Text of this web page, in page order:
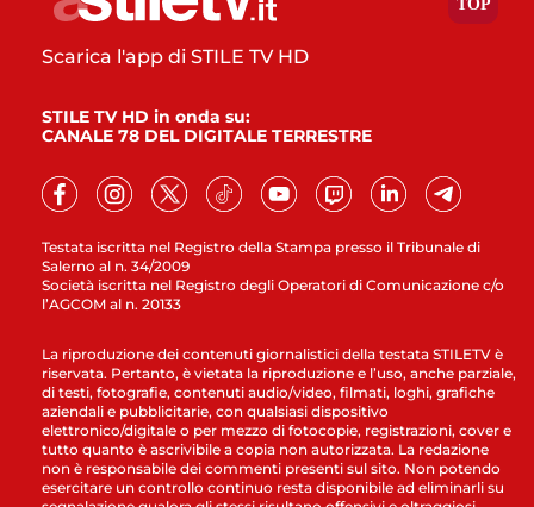
Testata iscritta nel Registro della Stampa presso il Tribunale di
Salerno al n. 34/2009
Società iscritta nel Registro degli Operatori di Comunicazione c/o
l’AGCOM al n. 20133
Scarica l'app di STILE TV HD
STILE TV HD in onda su:
CANALE 78 DEL DIGITALE TERRESTRE
La riproduzione dei contenuti giornalistici della testata STILETV è
riservata. Pertanto, è vietata la riproduzione e l’uso, anche parziale,
di testi, fotografie, contenuti audio/video, filmati, loghi, grafiche
aziendali e pubblicitarie, con qualsiasi dispositivo
elettronico/digitale o per mezzo di fotocopie, registrazioni, cover e
tutto quanto è ascrivibile a copia non autorizzata. La redazione
non è responsabile dei commenti presenti sul sito. Non potendo
esercitare un controllo continuo resta disponibile ad eliminarli su